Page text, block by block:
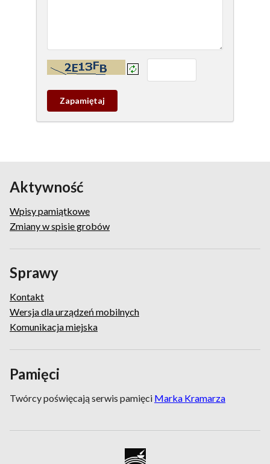
Kontrola - wprowadź tekst z obrazka:
Zapamietaj
wpis
Aktywność
Wpisy pamiątkowe
Zmiany w spisie grobów
Sprawy
Kontakt
Wersja dla urządzeń mobilnych
Komunikacja miejska
Pamięci
Twórcy poświęcają serwis pamięci Marka Kramarza